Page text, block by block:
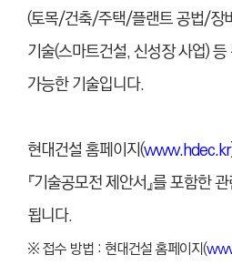
(토목/건축/주택/플랜트 공법/장
기술(스마트건설, 신성장 사업)
가능한 기술입니다.
현대건설 홈페이지(www.hdec.kr
『기술공모전 제안서』를 포함한
됩니다.
※ 접수 방법 : 현대건설 홈페이지(